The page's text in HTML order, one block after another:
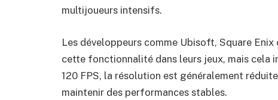
multijoueurs intensifs.
Les développeurs comme Ubisoft, Square
cette fonctionnalité dans leurs jeux, mais cela
120 FPS, la résolution est généralement
maintenir des performances stables.